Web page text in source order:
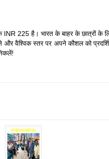
INR 225 है। भारत के बाहर के छात्रों के
वैश्विक स्तर पर अपने कौशल को